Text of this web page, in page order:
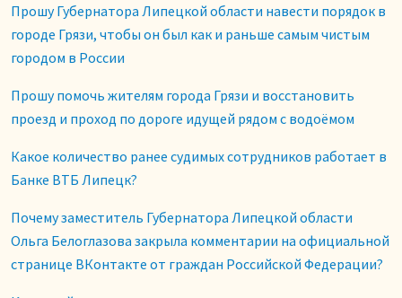
Прошу Губернатора Липецкой области навести порядок в
городе Грязи, чтобы он был как и раньше самым чистым
городом в России
Прошу помочь жителям города Грязи и восстановить
проезд и проход по дороге идущей рядом с водоёмом
Какое количество ранее судимых сотрудников работает в
Банке ВТБ Липецк?
Почему заместитель Губернатора Липецкой области
Ольга Белоглазова закрыла комментарии на официальной
странице ВКонтакте от граждан Российской Федерации?